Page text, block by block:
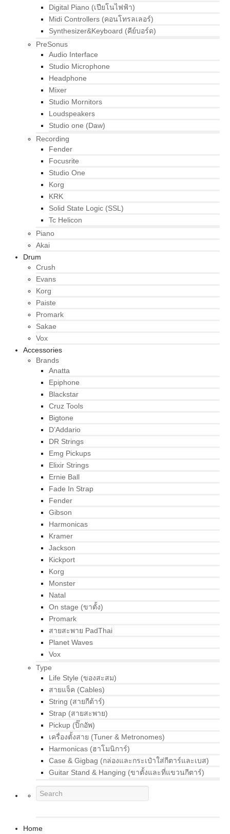
Digital Piano (เปียโนไฟฟ้า)
Midi Controllers (คอนโทรลเลอร์)
Synthesizer&Keyboard (คีย์บอร์ด)
PreSonus
Audio Interface
Studio Microphone
Headphone
Mixer
Studio Mornitors
Loudspeakers
Studio one (Daw)
Recording
Fender
Focusrite
Studio One
Korg
KRK
Solid State Logic (SSL)
Tc Helicon
Piano
Akai
Drum
Crush
Evans
Korg
Paiste
Promark
Sakae
Vox
Accessories
Brands
Anatta
Epiphone
Blackstar
Cruz Tools
Bigtone
D’Addario
DR Strings
Emg Pickups
Elixir Strings
Ernie Ball
Fade In Strap
Fender
Gibson
Harmonicas
Kramer
Jackson
Kickport
Korg
Monster
Natal
On stage (ขาตั้ง)
Promark
สายสะพาย PadThai
Planet Waves
Vox
Type
Life Style (ของสะสม)
สายแจ็ค (Cables)
String (สายกีต้าร์)
Strap (สายสะพาย)
Pickup (ปิ๊กอัพ)
เครื่องตั้งสาย (Tuner & Metronomes)
Harmonicas (ฮาโมนิการ์)
Case & Gigbag (กล่องและกระเป๋าใส่กีตาร์และเบส)
Guitar Stand & Hanging (ขาตั้งและที่แขวนกีตาร์)
Home